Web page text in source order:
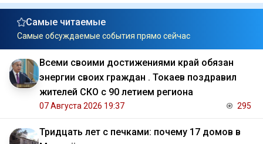
Самые читаемые
Самые обсуждаемые события прямо сейчас
Всеми своими достижениями край обязан
энергии своих граждан . Токаев поздравил
жителей СКО с 90 летием региона
07 Августа 2026 19:37 295
Тридцать лет с печками: почему 17 домов в